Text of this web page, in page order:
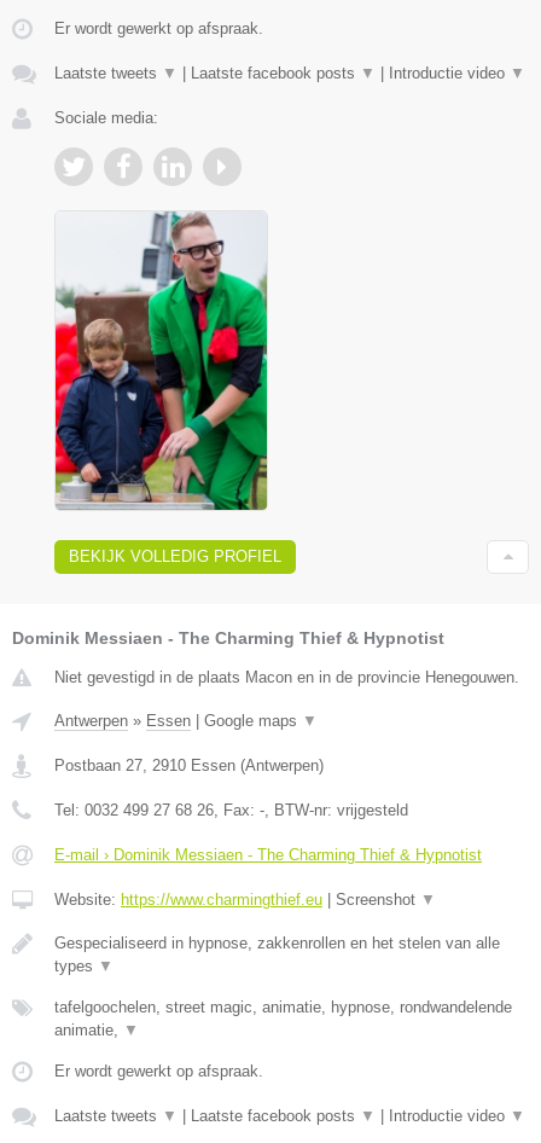
Er wordt gewerkt op afspraak.
Laatste tweets ▼ Laatste facebook posts ▼ Introductie video ▼
Sociale media:
BEKIJK VOLLEDIG PROFIEL
Dominik Messiaen - The Charming Thief & Hypnotist
Niet gevestigd in de plaats Macon en in de provincie Henegouwen.
Antwerpen » Essen Google maps ▼
Postbaan 27, 2910 Essen (Antwerpen)
Tel: 0032 499 27 68 26, Fax: -, BTW-nr: vrijgesteld
E-mail › Dominik Messiaen - The Charming Thief & Hypnotist
Website: https://www.charmingthief.eu Screenshot ▼
Gespecialiseerd in hypnose, zakkenrollen en het stelen van alle
types ▼
tafelgoochelen, street magic, animatie, hypnose, rondwandelende
animatie, ▼
Er wordt gewerkt op afspraak.
Laatste tweets ▼ Laatste facebook posts ▼ Introductie video ▼